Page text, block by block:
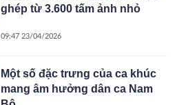
ghép từ 3.600 tấm ảnh nhỏ
09:47 23/04/2026
Một số đặc trưng của ca khúc
mang âm hưởng dân ca Nam